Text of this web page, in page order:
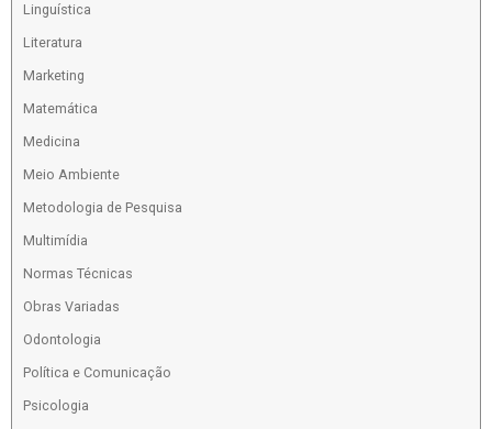
Linguística
Literatura
Marketing
Matemática
Medicina
Meio Ambiente
Metodologia de Pesquisa
Multimídia
Normas Técnicas
Obras Variadas
Odontologia
Política e Comunicação
Psicologia